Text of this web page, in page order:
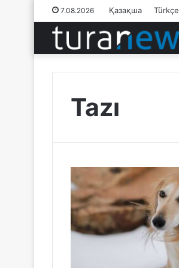
7.08.2026 Қазақша Türkçe
Tazı